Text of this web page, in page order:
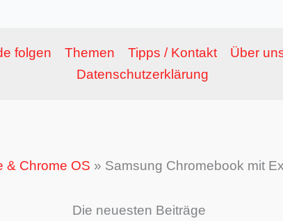
folgen Themen Tipps / Kontakt Über
Datenschutzerklärung
& Chrome OS » Samsung Chromebook mit
Die neuesten Beiträge